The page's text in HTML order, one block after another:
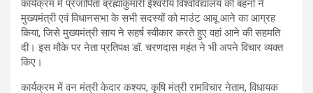
कार्यक्रम में प्रजापिता ब्रह्माकुमारी ईश्वरीय विश्वविद्यालय की बहनों ने
मुख्यमंत्री एवं विधानसभा के सभी सदस्यों को माउंट आबू आने का आग्रह
किया, जिसे मुख्यमंत्री साय ने सहर्ष स्वीकार करते हुए वहां आने की सहमति
दी। इस मौके पर नेता प्रतिपक्ष डॉ. चरणदास महंत ने भी अपने विचार व्यक्त
किए।
कार्यक्रम में वन मंत्री केदार कश्यप, कृषि मंत्री रामविचार नेताम, विधायक